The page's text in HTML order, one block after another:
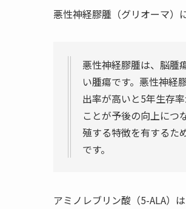
悪性神経膠腫（グリオーマ）
悪性神経膠腫は、脳腫
い腫瘍です。悪性神経
出率が高いと5年生存
ことが予後の向上につ
殖する特徴を有するた
です。
アミノレブリン酸（5-ALA）